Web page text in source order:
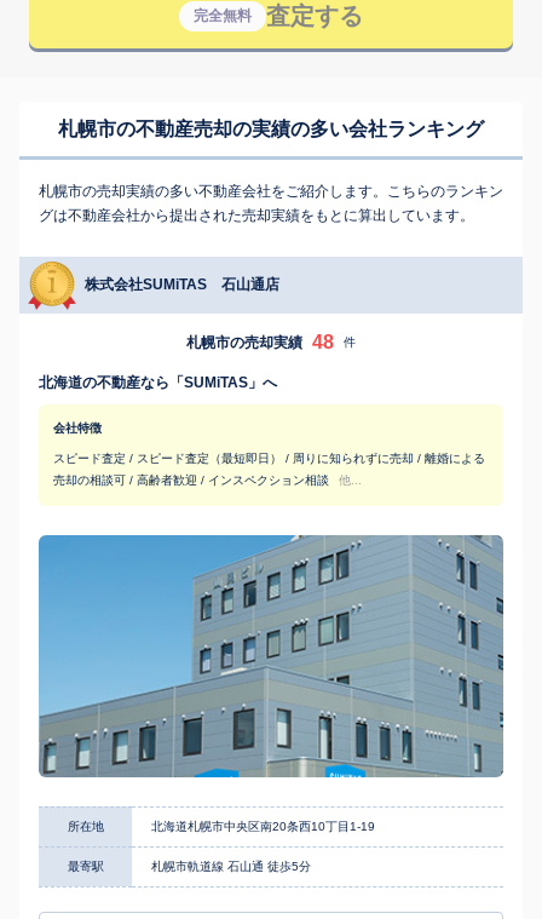
完全無料 査定する
札幌市の不動産売却の実績の多い会社ランキング
札幌市の売却実績の多い不動産会社をご紹介します。こちらのランキン
グは不動産会社から提出された売却実績をもとに算出しています。
株式会社SUMiTAS 石山通店
札幌市の売却実績 48 件
北海道の不動産なら「SUMiTAS」へ
会社特徴
スピード査定 / スピード査定（最短即日） / 周りに知られずに売却 / 離婚による
売却の相談可 / 高齢者歓迎 / インスペクション相談
他...
所在地 北海道札幌市中央区南20条西10丁目1-19
最寄駅 札幌市軌道線 石山通 徒歩5分